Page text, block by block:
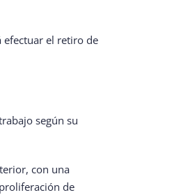
efectuar el retiro de
según su
con una
de